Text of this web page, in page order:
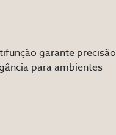
garante precisão
para ambientes